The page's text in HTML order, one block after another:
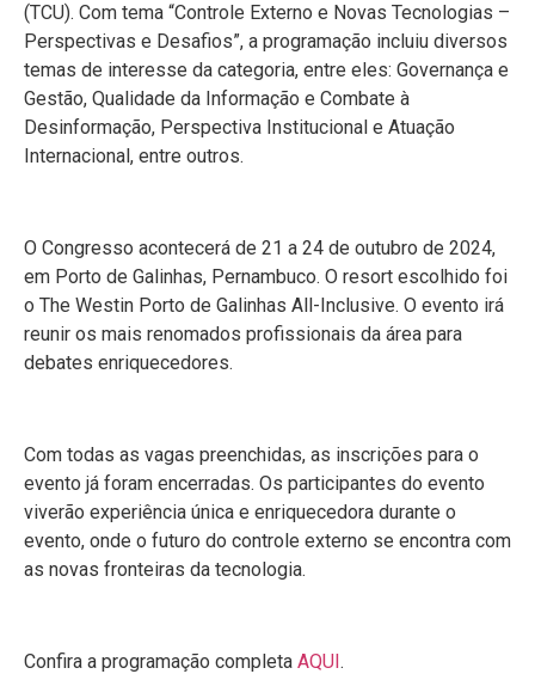
(TCU). Com tema “Controle Externo e Novas Tecnologias –
Perspectivas e Desafios”, a programação incluiu diversos
temas de interesse da categoria, entre eles: Governança e
Gestão, Qualidade da Informação e Combate à
Desinformação, Perspectiva Institucional e Atuação
Internacional, entre outros.
O Congresso acontecerá de 21 a 24 de outubro de 2024,
em Porto de Galinhas, Pernambuco. O resort escolhido foi
o The Westin Porto de Galinhas All-Inclusive. O evento irá
reunir os mais renomados profissionais da área para
debates enriquecedores.
Com todas as vagas preenchidas, as inscrições para o
evento já foram encerradas. Os participantes do evento
viverão experiência única e enriquecedora durante o
evento, onde o futuro do controle externo se encontra com
as novas fronteiras da tecnologia.
Confira a programação completa AQUI.